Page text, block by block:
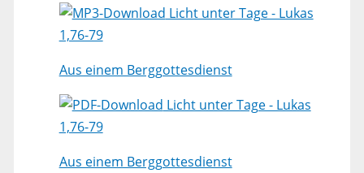
Licht unter Tage - Lukas
1,76-79
Aus einem Berggottesdienst
Licht unter Tage - Lukas
1,76-79
Aus einem Berggottesdienst